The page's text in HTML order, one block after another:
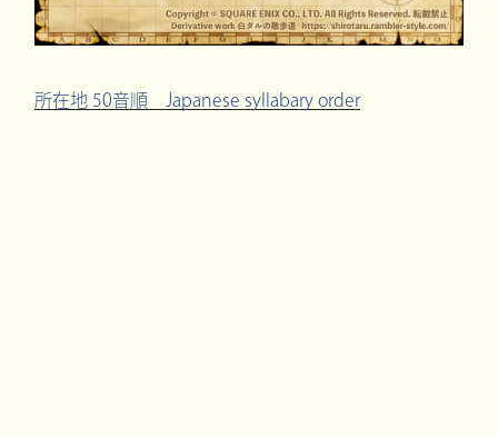
所在地 50音順 Japanese syllabary order